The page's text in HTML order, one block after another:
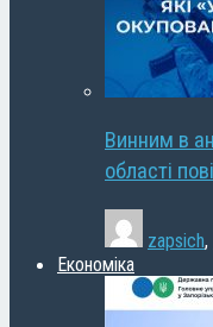
Винним в
області
zapsich,
Економіка